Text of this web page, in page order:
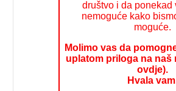
društvo i da ponekad
nemoguće kako
moguće.
Molimo vas da
uplatom priloga na naš
ovdje).
Hvala